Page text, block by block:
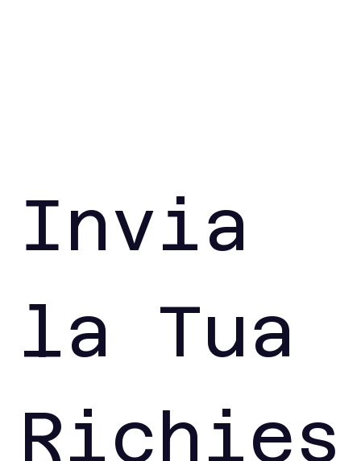
Invia
la Tua
Richies